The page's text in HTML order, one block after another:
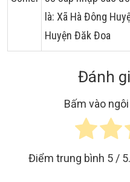
là: Xã Hà Đông
Huyện Đăk Đoa
Đánh
Bấm vào
Điểm trung bình 5 /